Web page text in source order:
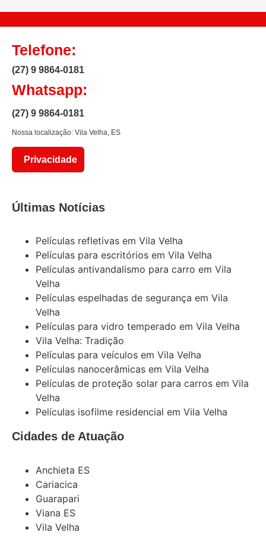
Telefone:
(27) 9 9864-0181
Whatsapp:
(27) 9 9864-0181
Nossa localização: Vila Velha, ES
Privacidade
Últimas Notícias
Películas refletivas em Vila Velha
Películas para escritórios em Vila Velha
Películas antivandalismo para carro em Vila
Velha
Películas espelhadas de segurança em Vila
Velha
Películas para vidro temperado em Vila Velha
Vila Velha: Tradição
Películas para veículos em Vila Velha
Películas nanocerâmicas em Vila Velha
Películas de proteção solar para carros em Vila
Velha
Películas isofilme residencial em Vila Velha
Cidades de Atuação
Anchieta ES
Cariacica
Guarapari
Viana ES
Vila Velha